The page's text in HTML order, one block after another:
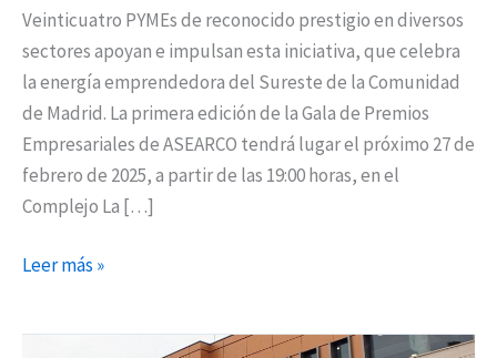
Veinticuatro PYMEs de reconocido prestigio en diversos
sectores apoyan e impulsan esta iniciativa, que celebra
la energía emprendedora del Sureste de la Comunidad
de Madrid. La primera edición de la Gala de Premios
Empresariales de ASEARCO tendrá lugar el próximo 27 de
febrero de 2025, a partir de las 19:00 horas, en el
Complejo La […]
Leer más »